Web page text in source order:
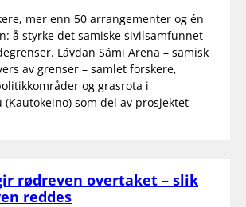
mer enn 50 arrangementer og én
å styrke det samiske sivilsamfunnet
Lávdan Sámi Arena – samisk
av grenser – samlet forskere,
og grasrota i
(Kautokeino) som del av prosjektet
rødreven overtaket – slik
reddes